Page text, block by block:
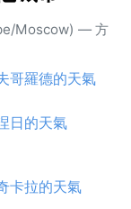
Moscow) — 方
羅德的天氣
的天氣
拉的天氣